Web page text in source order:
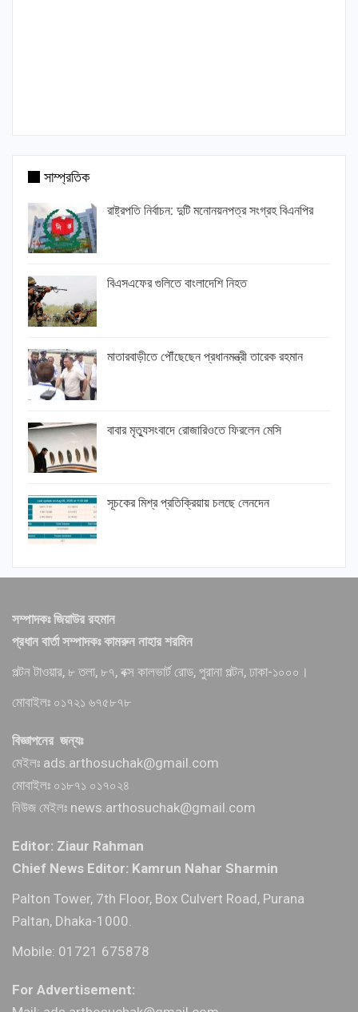
সাম্প্রতিক
রাষ্ট্রপতি নির্বাচন: দুটি মনোনয়নপত্র সংগ্রহ বিএনপির
বিএসএফের গুলিতে বাংলাদেশি নিহত
মাতারবাড়ীতে পৌঁছেছেন প্রধানমন্ত্রী তারেক রহমান
বাবার মৃত্যুসংবাদে রোজারিওতে ফিরলেন মেসি
সূচকের মিশ্র প্রতিক্রিয়ায় চলছে লেনদেন
সম্পাদকঃ জিয়াউর রহমান
প্রধান বার্তা সম্পাদকঃ কামরুন নাহার শরমিন
পল্টন টাওয়ার, ৮ তলা, ৮৭, বক্স কালভার্ট রোড, পুরানা পল্টন, ঢাকা-১০০০।
মোবাইলঃ ০১৭২১ ৬৭৫৮৭৮
বিজ্ঞাপনের জন্যঃ
মেইলঃ ads.arthosuchak@gmail.com
মোবাইলঃ ০১৮৭১ ০১৭০২৪
নিউজ মেইলঃ news.arthosuchak@gmail.com
Editor: Ziaur Rahman
Chief News Editor: Kamrun Nahar Sharmin
Palton Tower, 7th Floor, Box Culvert Road, Purana
Paltan, Dhaka-1000.
Mobile: 01721 675878
For Advertisement: